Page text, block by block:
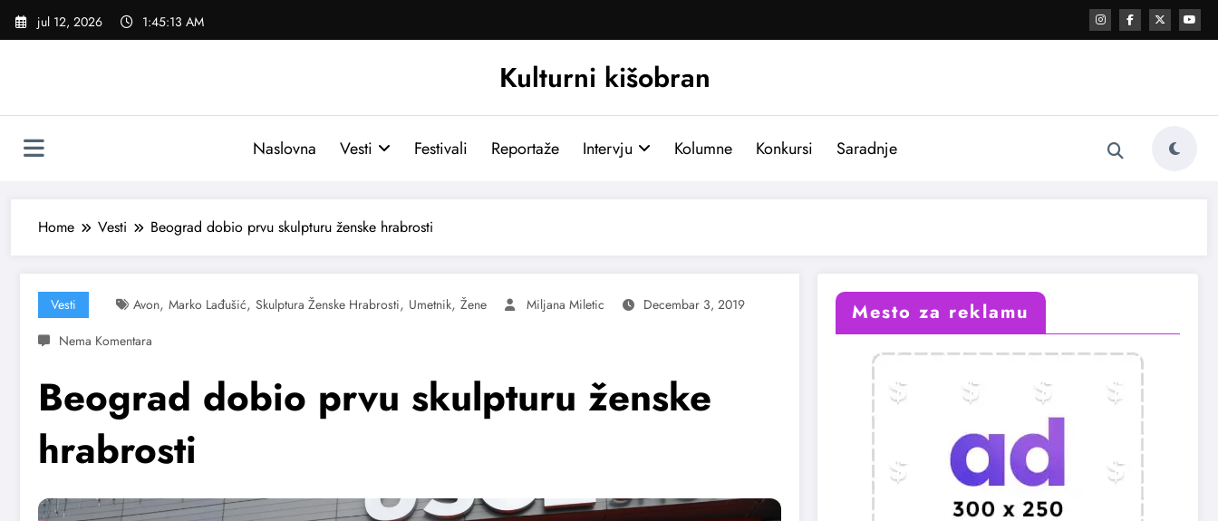
Skoči
jul 12, 2026 1:45:14 AM
Kulturni kišobran
Naslovna Vesti Festivali Reportaže Intervju Kolumne Konkursi Saradnje
Home Vesti Beograd dobio prvu skulpturu ženske hrabrosti
Vesti Avon, Marko Lađušić, Skulptura Ženske Hrabrosti, Umetnik, Žene Miljana Miletic Decembar 3, 2019
Beograd dobio prvu skulpturu ženske
hrabrosti
Mesto za reklamu